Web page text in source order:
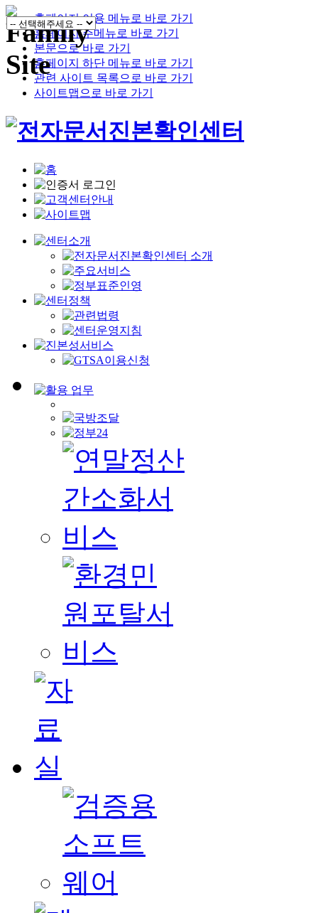
홈페이지 이용 메뉴로 바로 가기
홈페이지 주메뉴로 바로 가기
본문으로 바로 가기
홈페이지 하단 메뉴로 바로 가기
관련 사이트 목록으로 바로 가기
사이트맵으로 바로 가기